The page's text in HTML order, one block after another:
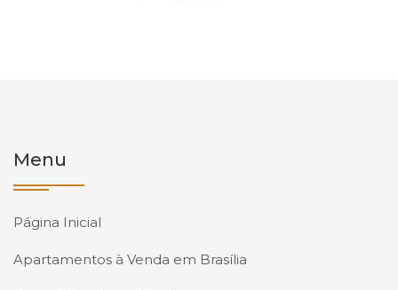
Menu
Página Inicial
Apartamentos à Venda em Brasília